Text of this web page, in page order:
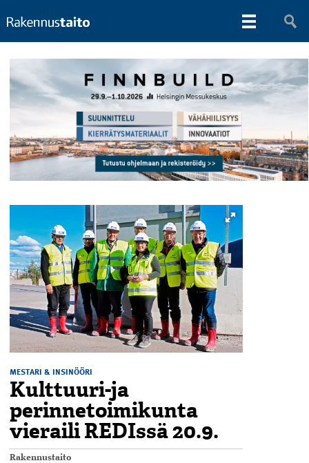
MESTARI & INSINÖÖRI
Kulttuuri-ja
perinnetoimikunta
vieraili REDIssä 20.9.
Rakennustaito